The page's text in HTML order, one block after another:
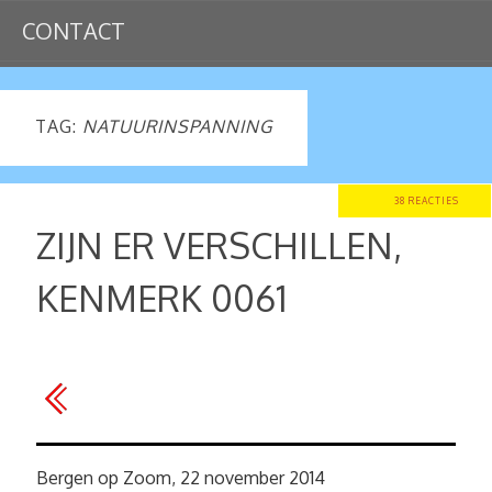
CONTACT
TAG: NATUURINSPANNING
38 REACTIES
ZIJN ER VERSCHILLEN,
KENMERK 0061
Bergen op Zoom, 22 november 2014